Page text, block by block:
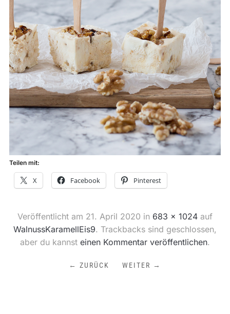
Teilen mit:
X Facebook Pinterest
Veröffentlicht am 21. April 2020 in 683 × 1024 auf
WalnussKaramellEis9. Trackbacks sind geschlossen,
aber du kannst einen Kommentar veröffentlichen.
← ZURÜCK WEITER →